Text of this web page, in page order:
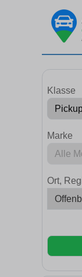
Klasse
Marke
Ort,